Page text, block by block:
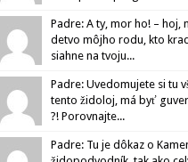
Padre: A ty, mor ho! – hoj,
detvo môjho rodu, kto
siahne na tvoju...
Padre: Uvedomujete si tu
tento židoloj, má byť
?! Porovnajte...
Padre: Tu je dôkaz o